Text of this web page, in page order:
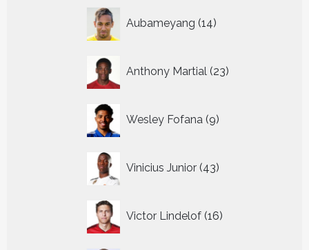
Aubameyang 14
producten
Anthony Martial 23
producten
Wesley Fofana 9
producten
Vinicius Junior 43
producten
Victor Lindelof 16
producten